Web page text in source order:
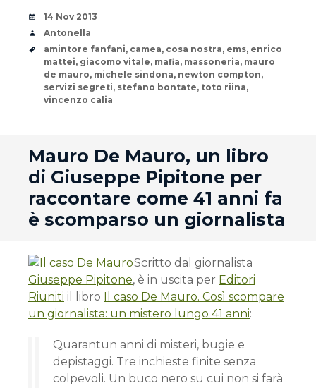
Date
14 Nov 2013
Author
Antonella
Tags
amintore fanfani, camea, cosa nostra, ems, enrico
mattei, giacomo vitale, mafia, massoneria, mauro
de mauro, michele sindona, newton compton,
servizi segreti, stefano bontate, toto riina,
vincenzo calia
Mauro De Mauro, un libro
di Giuseppe Pipitone per
raccontare come 41 anni fa
è scomparso un giornalista
Scritto dal giornalista
Giuseppe Pipitone, è in uscita per Editori
Riuniti il libro Il caso De Mauro. Così scompare
un giornalista: un mistero lungo 41 anni:
Quarantun anni di misteri, bugie e
depistaggi. Tre inchieste finite senza
colpevoli. Un buco nero su cui non si farà